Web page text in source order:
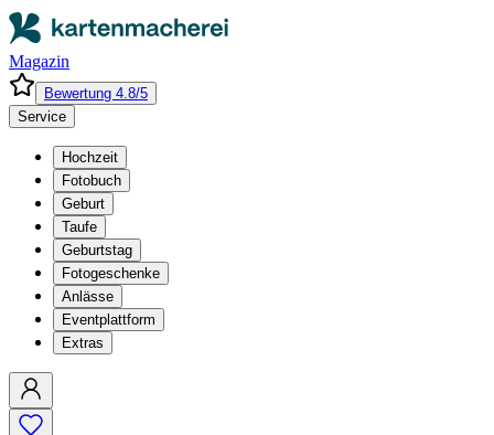
Magazin
Bewertung 4.8/5
Service
Hochzeit
Fotobuch
Geburt
Taufe
Geburtstag
Fotogeschenke
Anlässe
Eventplattform
Extras